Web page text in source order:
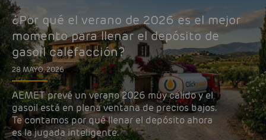
¿Por qué el verano de 2026 es el mejor
momento para llenar el depósito de
gasoil calefacción?
28 MAYO, 2026
AEMET prevé un verano 2026 muy cálido y el
gasoil está en plena ventana de precios bajos.
Te contamos por qué llenar el depósito ahora
es la jugada inteligente.